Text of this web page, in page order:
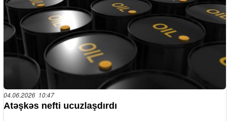
04.06.2026 10:47
Atəşkəs nefti ucuzlaşdırdı